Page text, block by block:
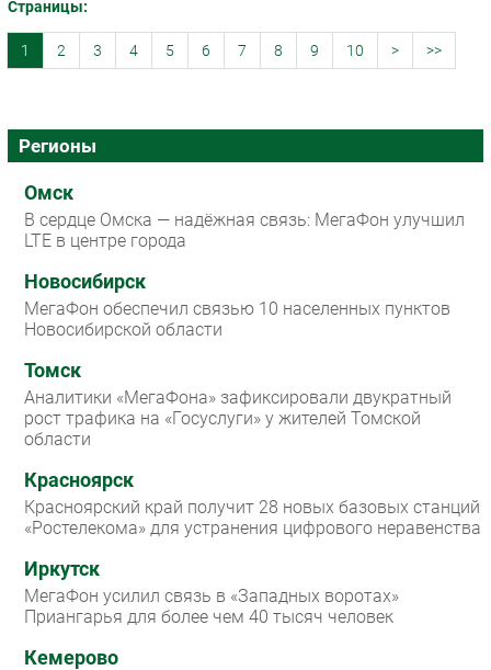
Страницы:
1 2 3 4 5 6 7 8 9 10 > >>
Регионы
Омск
В сердце Омска — надёжная связь: МегаФон улучшил
LTE в центре города
Новосибирск
МегаФон обеспечил связью 10 населенных пунктов
Новосибирской области
Томск
Аналитики «МегаФона» зафиксировали двукратный
рост трафика на «Госуслуги» у жителей Томской
области
Красноярск
Красноярский край получит 28 новых базовых станций
«Ростелекома» для устранения цифрового неравенства
Иркутск
МегаФон усилил связь в «Западных воротах»
Приангарья для более чем 40 тысяч человек
Кемерово